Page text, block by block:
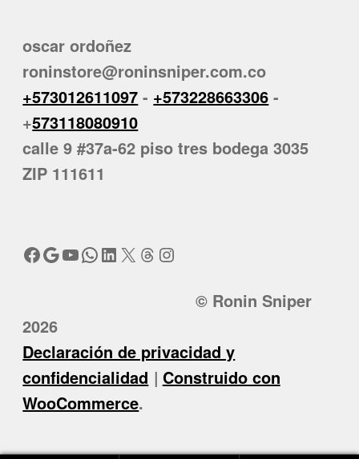
oscar ordoñez
roninstore@roninsniper.com.co
+573012611097 - +573228663306 -
+573118080910
calle 9 #37a-62 piso tres bodega 3035
ZIP 111611
Facebook
Google
YouTube
WhatsApp
LinkedIn
X Threads
Instagram
© Ronin Sniper
2026
Declaración de privacidad y
confidencialidad
Construido con
WooCommerce.